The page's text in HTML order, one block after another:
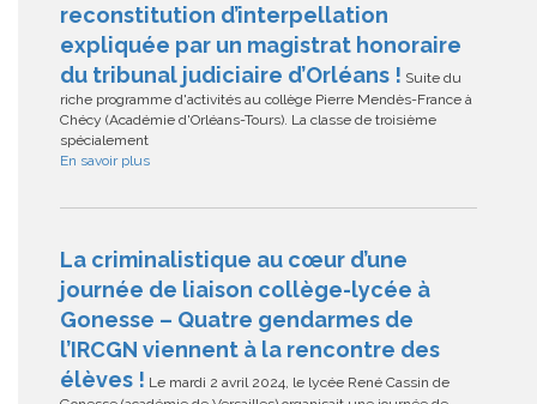
reconstitution d’interpellation
expliquée par un magistrat honoraire
du tribunal judiciaire d’Orléans ! Suite du
riche programme d'activités au collège Pierre Mendès-France à
Chécy (Académie d'Orléans-Tours). La classe de troisième
spécialement
En savoir plus
La criminalistique au cœur d’une
journée de liaison collège-lycée à
Gonesse – Quatre gendarmes de
l’IRCGN viennent à la rencontre des
élèves ! Le mardi 2 avril 2024, le lycée René Cassin de